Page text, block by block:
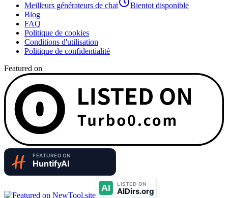
Meilleurs générateurs de chat
Bientot disponible
Blog
FAQ
Politique de cookies
Conditions d'utilisation
Politique de confidentialité
Featured on